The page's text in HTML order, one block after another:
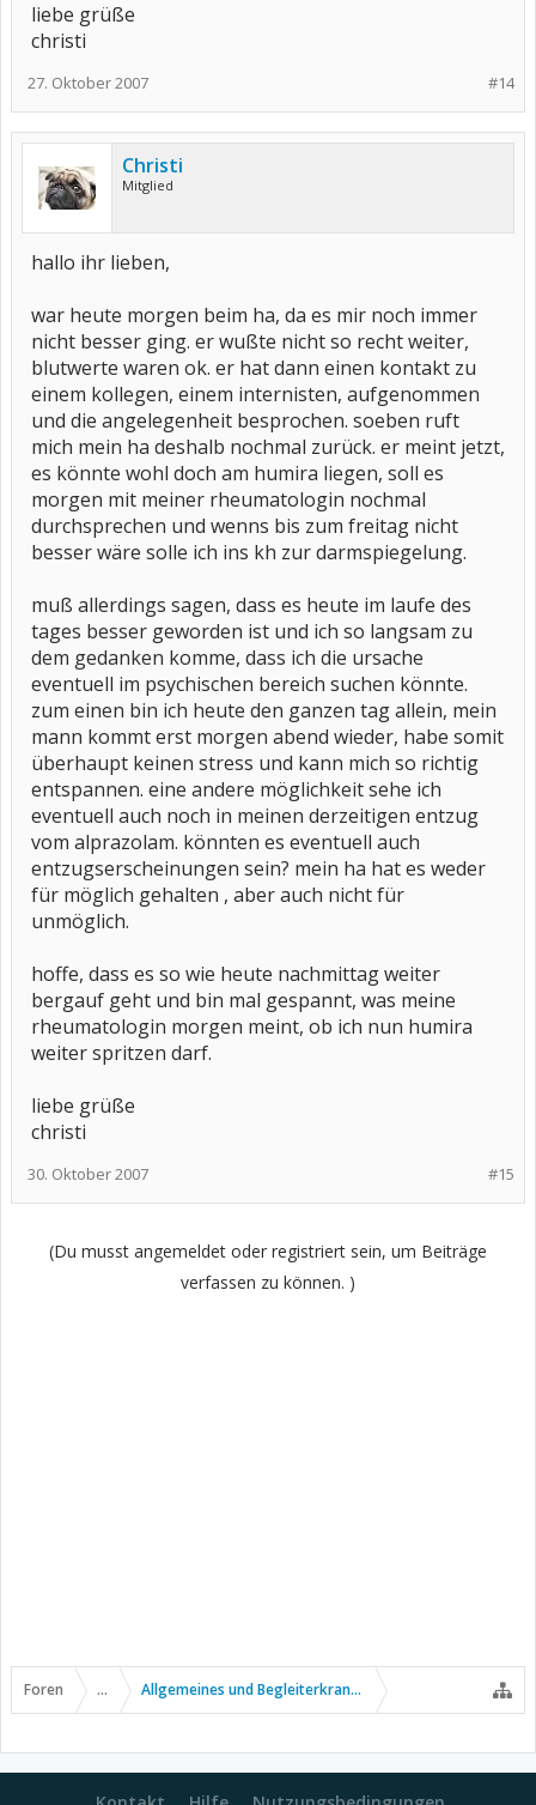
liebe grüße
christi
#14
27. Oktober 2007
Christi
Mitglied
hallo ihr lieben,
war heute morgen beim ha, da es mir noch immer
nicht besser ging. er wußte nicht so recht weiter,
blutwerte waren ok. er hat dann einen kontakt zu
einem kollegen, einem internisten, aufgenommen
und die angelegenheit besprochen. soeben ruft
mich mein ha deshalb nochmal zurück. er meint jetzt,
es könnte wohl doch am humira liegen, soll es
morgen mit meiner rheumatologin nochmal
durchsprechen und wenns bis zum freitag nicht
besser wäre solle ich ins kh zur darmspiegelung.
muß allerdings sagen, dass es heute im laufe des
tages besser geworden ist und ich so langsam zu
dem gedanken komme, dass ich die ursache
eventuell im psychischen bereich suchen könnte.
zum einen bin ich heute den ganzen tag allein, mein
mann kommt erst morgen abend wieder, habe somit
überhaupt keinen stress und kann mich so richtig
entspannen. eine andere möglichkeit sehe ich
eventuell auch noch in meinen derzeitigen entzug
vom alprazolam. könnten es eventuell auch
entzugserscheinungen sein? mein ha hat es weder
für möglich gehalten , aber auch nicht für
unmöglich.
hoffe, dass es so wie heute nachmittag weiter
bergauf geht und bin mal gespannt, was meine
rheumatologin morgen meint, ob ich nun humira
weiter spritzen darf.
liebe grüße
christi
#15
30. Oktober 2007
(Du musst angemeldet oder registriert sein, um Beiträge
verfassen zu können. )
Foren ... Allgemeines und Begleiterkrankungen